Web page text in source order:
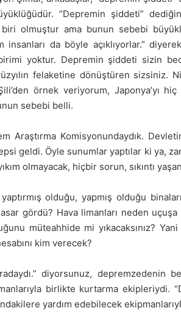
“Depremin şiddeti”
olmuştur ama bunun sebebi
da böyle açıklıyorlar.”
yoktur. Depremin şiddeti sizin
felaketine dönüştüren sizsiniz.
örnek veriyorum, Japonya’yı
sebebi belli.
Araştırma Komisyonundaydık.
geldi. Öyle sunumlar yaptılar ki ya,
olmayacak, hiçbir sorun, sıkıntı
yaptırmış olduğu, yapmış olduğu
gördü? Hava limanları neden uçuşa
müteahhide mi yıkacaksınız?
kim verecek?
diyorsunuz, depremzedenin
birlikte kurtarma ekipleriydi.
yardım edebilecek